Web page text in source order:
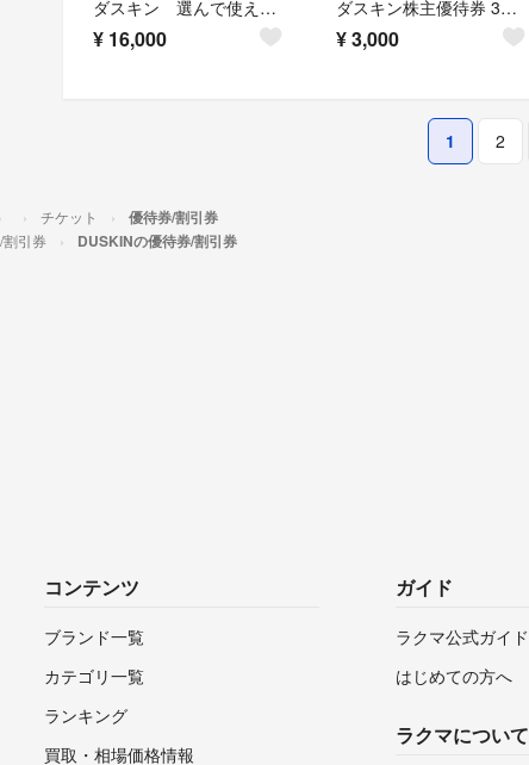
ダスキン 選んで使えるお掃除ギフトカード
¥ 16,000
ダスキン株主優待券 3000円分(500円×6枚)有効期限2026年6月30日
¥3,000
1 2
チケット 優待券/割引券
引券 DUSKINの優待券/割引券
コンテンツ
ブランド一覧
カテゴリ一覧
ランキング
買取・相場価格情報
ガイド
ラクマ公式ガイド
はじめての方へ
ラクマについて